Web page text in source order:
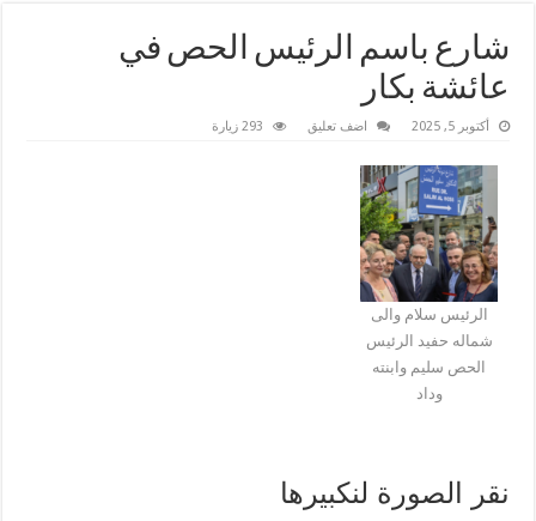
شارع باسم الرئيس الحص في
عائشة بكار
أكتوبر 5, 2025 اضف تعليق 293 زيارة
الرئيس سلام والى
شماله حفيد الرئيس
الحص سليم وابنته
وداد
نقر الصورة لنكبيرها